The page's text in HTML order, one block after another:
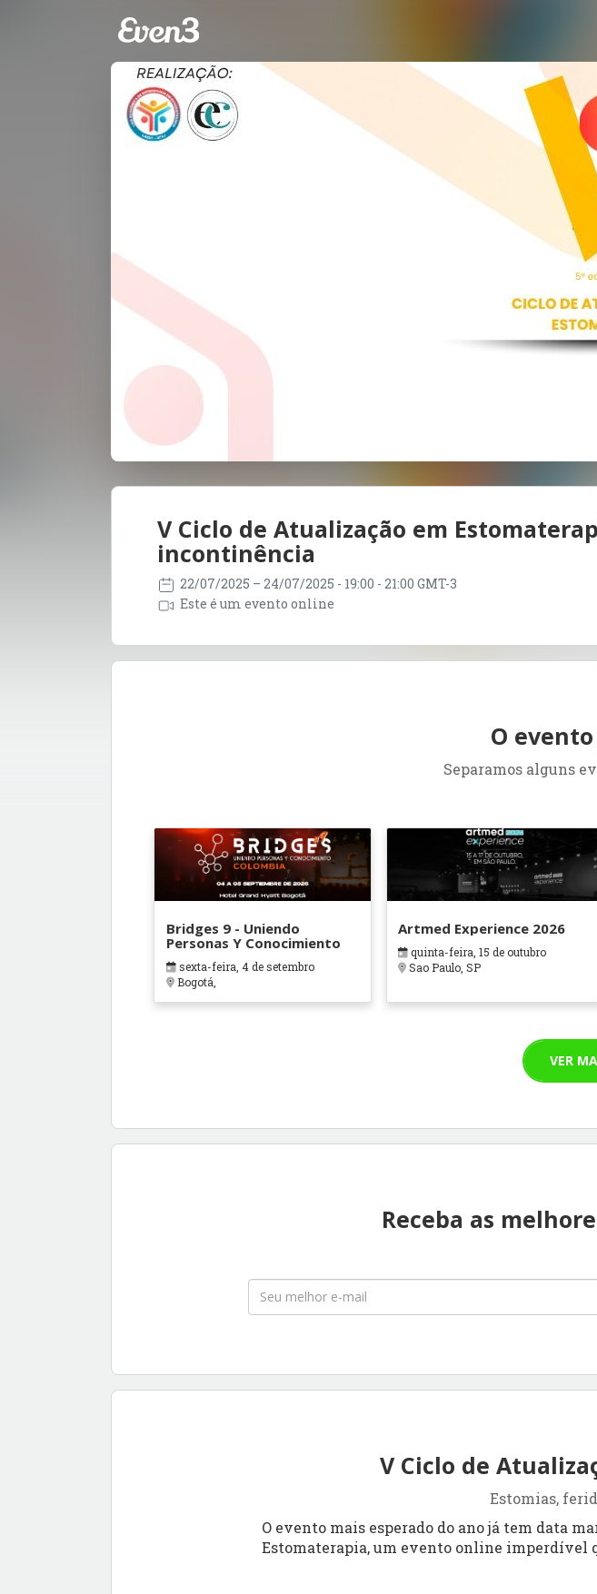
V Ciclo de Atualização em
incontinência
22/07/2025 – 24/07/2025 - 19:00 - 21:00 GMT-3
Este é um evento online
O
Separamos alguns
Bridges 9 - Uniendo
Personas Y Conocimiento
sexta-feira, 4 de setembro
Bogotá,
Artmed Experience 2026
quinta-feira, 15 de outubro
Sao Paulo, SP
VER
Receba as
V Ciclo de
Estomias,
O evento mais esperado do ano já tem data
Estomaterapia, um evento online imperdível